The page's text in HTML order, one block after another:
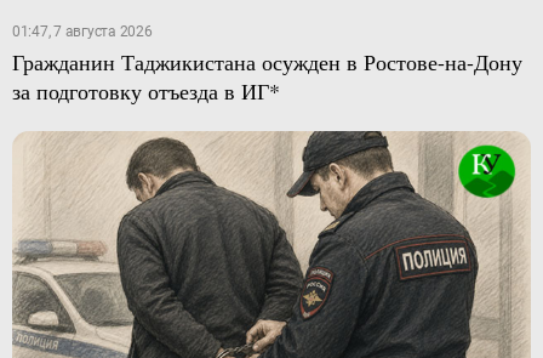
01:47, 7 августа 2026
Гражданин Таджикистана осужден в Ростове-на-Дону
за подготовку отъезда в ИГ*